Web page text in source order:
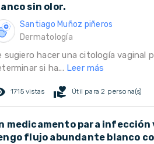
sin olor.
Santiago Muñoz piñeros
Dermatología
sugiero hacer una citología vaginal
si ha... Leer más
1715 vistas volunteer_activism Útil para 2 persona(s)
medicamento para infección
flujo abundante blanco